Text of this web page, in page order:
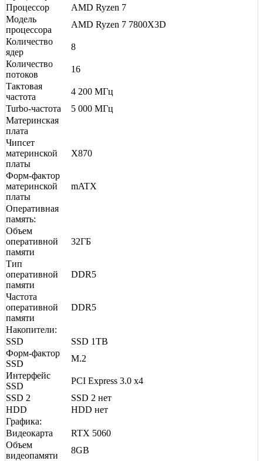
Процессор
AMD Ryzen 7
Модель
процессора
AMD Ryzen 7 7800X3D
Количество
ядер
8
Количество
потоков
16
Тактовая
частота
4 200 МГц
Turbo-частота
5 000 МГц
Материнская
плата
Чипсет
материнской
платы
X870
Форм-фактор
материнской
платы
mATX
Оперативная
память:
Объем
оперативной
памяти
32ГБ
Тип
оперативной
памяти
DDR5
Частота
оперативной
памяти
DDR5
Накопители:
SSD
SSD 1TB
Форм-фактор
SSD
M.2
Интерфейс
SSD
PCI Express 3.0 x4
SSD 2
SSD 2 нет
HDD
HDD нет
Графика:
Видеокарта
RTX 5060
Объем
видеопамяти
8GB